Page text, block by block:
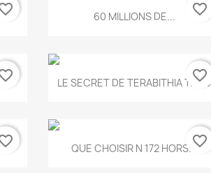
Aperçu rapide
60 MILLIONS DE... favorite_border
Aperçu rapide
LE SECRET DE TERABITHIA T.560
favorite_border
Aperçu rapide
QUE CHOISIR N 172 HORS...favorite_border